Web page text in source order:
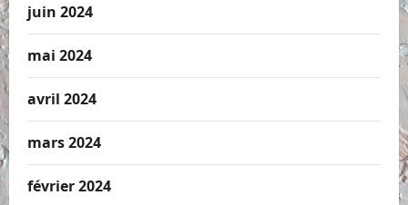
juin 2024
mai 2024
avril 2024
mars 2024
février 2024